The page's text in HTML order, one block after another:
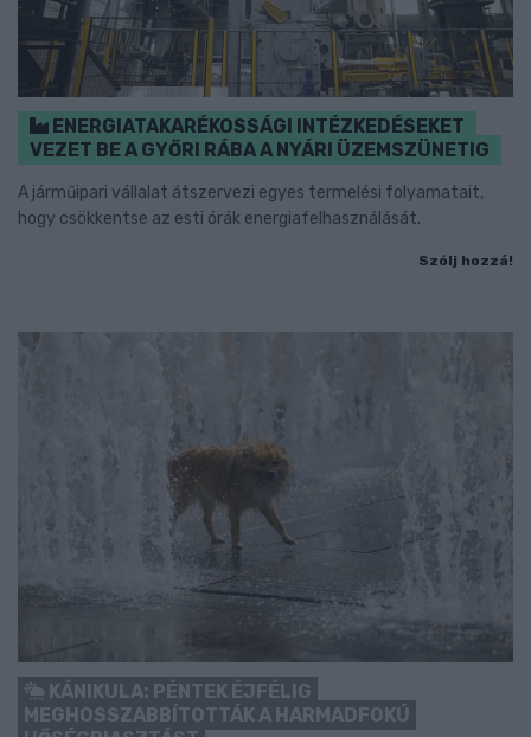
ENERGIATAKARÉKOSSÁGI INTÉZKEDÉSEKET
VEZET BE A GYŐRI RÁBA A NYÁRI ÜZEMSZÜNETIG
A járműipari vállalat átszervezi egyes termelési folyamatait,
hogy csökkentse az esti órák energiafelhasználását.
Szólj hozzá!
KÁNIKULA: PÉNTEK ÉJFÉLIG
MEGHOSSZABBÍTOTTÁK A HARMADFOKÚ